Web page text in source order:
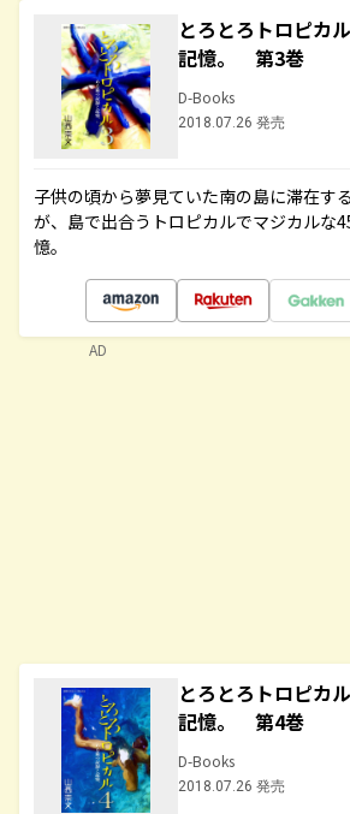
とろとろトロピカ
記憶。 第3巻
D-Books
2018.07.26 発売
子供の頃から夢見ていた南の島に滞在す
が、島で出合うトロピカルでマジカルな
憶。
とろとろトロピカ
記憶。 第4巻
D-Books
2018.07.26 発売
AD